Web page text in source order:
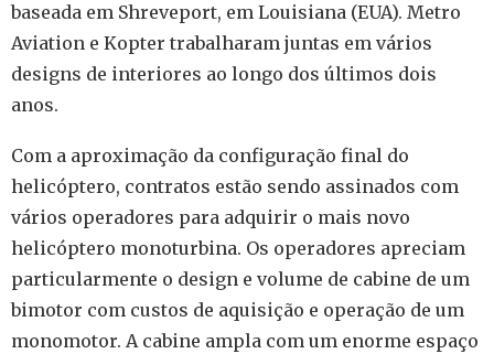
baseada em Shreveport, em Louisiana (EUA). Metro
Aviation e Kopter trabalharam juntas em vários
designs de interiores ao longo dos últimos dois
anos.
Com a aproximação da configuração final do
helicóptero, contratos estão sendo assinados com
vários operadores para adquirir o mais novo
helicóptero monoturbina. Os operadores apreciam
particularmente o design e volume de cabine de um
bimotor com custos de aquisição e operação de um
monomotor. A cabine ampla com um enorme espaço